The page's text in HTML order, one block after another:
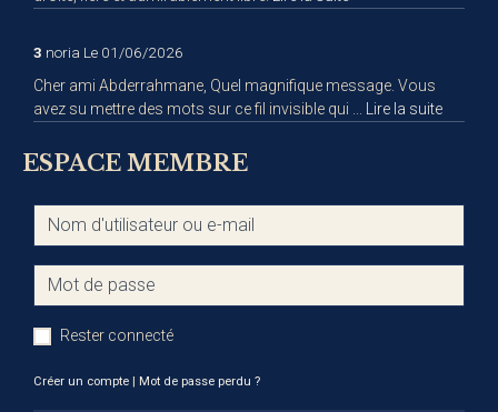
3 noria Le 01/06/2026
Cher ami Abderrahmane, Quel magnifique message. Vous
avez su mettre des mots sur ce fil invisible qui ... Lire la suite
ESPACE MEMBRE
Rester connecté
Créer un compte Mot de passe perdu ?